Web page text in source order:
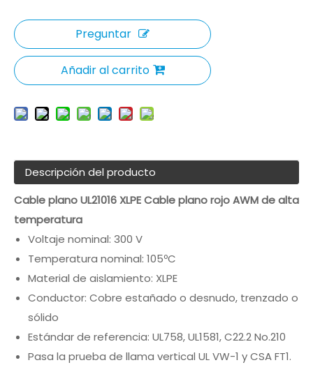
Preguntar
Añadir al carrito
Descripción del producto
Cable plano UL21016 XLPE Cable plano rojo AWM de alta
temperatura
Voltaje nominal: 300 V
Temperatura nominal: 105ºC
Material de aislamiento: XLPE
Conductor: Cobre estañado o desnudo, trenzado o
sólido
Estándar de referencia: UL758, UL1581, C22.2 No.210
Pasa la prueba de llama vertical UL VW-1 y CSA FT1.